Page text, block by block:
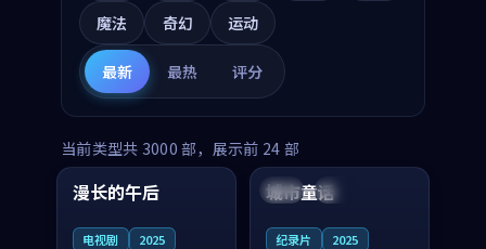
魔法
奇幻 运动
最新 最热 评分
当前类型共 3000 部，展示前 24 部
中国 高分
99:16
漫长的午后
电视剧 2025
美国 院线
城市童话
纪录片 2025